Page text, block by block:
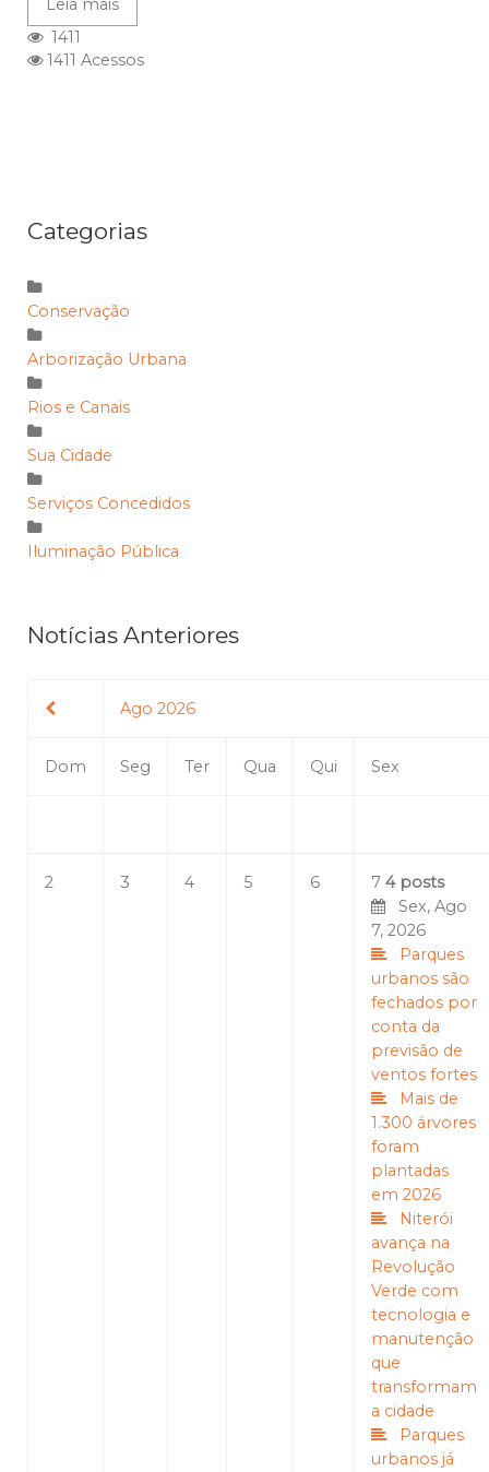
Leia mais
1411
1411 Acessos
Categorias
Conservação
Arborização Urbana
Rios e Canais
Sua Cidade
Serviços Concedidos
Iluminação Pública
Notícias Anteriores
Ago 2026
Dom Seg Ter Qua Qui Sex
2 3 4 5 6 7 4 posts
Sex, Ago
7, 2026
Parques
urbanos são
fechados por
conta da
previsão de
ventos fortes
Mais de
1.300 árvores
foram
plantadas
em 2026
Niterói
avança na
Revolução
Verde com
tecnologia e
manutenção
que
transformam
a cidade
Parques
urbanos já